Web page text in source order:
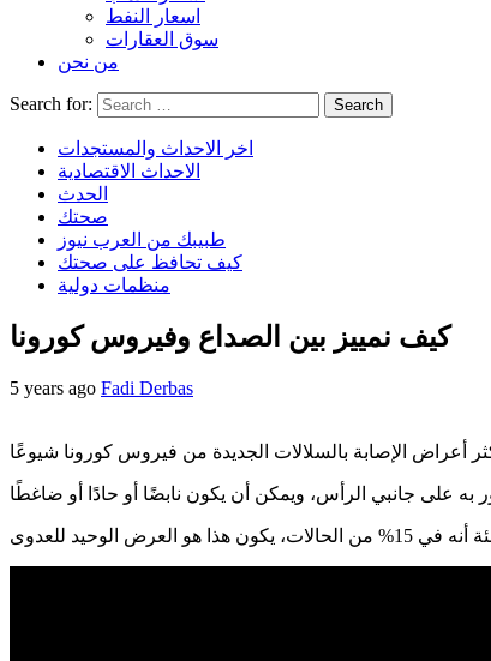
اسعار النفط
سوق العقارات
من نحن
Search for:
اخر الاحداث والمستجدات
الاحداث الاقتصادية
الحدث
صحتك
طبيبك من العرب نيوز
كيف تحافظ على صحتك
منظمات دولية
كيف نمييز بين الصداع وفيروس كورونا
5 years ago Fadi Derbas